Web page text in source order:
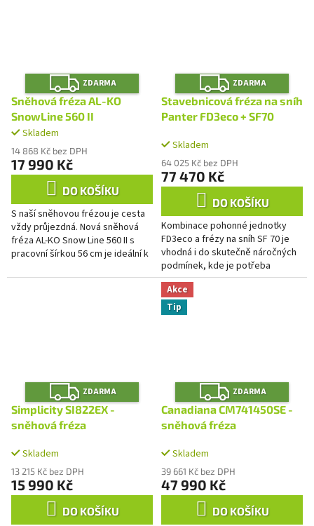
Z
D
A
R
M
ZDARMA
Sněhová fréza AL-KO
SnowLine 560 II
Průměrné
hodnocení
produktu
je
z
5
hvězdiček.
Skladem
14 868 Kč bez DPH
17 990 Kč
DO KOŠÍKU
S naší sněhovou frézou je cesta
vždy průjezdná. Nová sněhová
fréza AL-KO Snow Line 560 II s
pracovní šírkou 56 cm je ideální k
cestách a chodnících....
Z
D
A
R
M
ZDARMA
Stavebnicová fréza na sníh
Panter FD3eco + SF70
Skladem
64 025 Kč bez DPH
77 470 Kč
DO KOŠÍKU
Kombinace pohonné jednotky
FD3eco a frézy na sníh SF 70 je
vhodná i do skutečně náročných
podmínek, kde je potřeba
odhazovat sníh přes vysoké
bariéry, či do větších
vzdáleností....
Z
D
A
R
M
ZDARMA
Simplicity SI822EX -
sněhová fréza
Skladem
13 215 Kč bez DPH
15 990 Kč
DO KOŠÍKU
Akce
Tip
Z
D
A
R
M
ZDARMA
Canadiana CM741450SE -
sněhová fréza
Skladem
39 661 Kč bez DPH
47 990 Kč
DO KOŠÍKU